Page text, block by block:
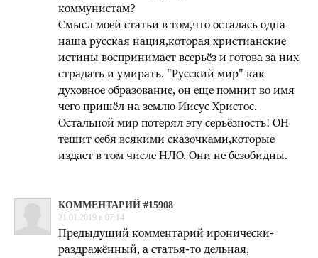
коммунистам?
Смысл моей статьи в том,что осталась одна
наша русская нация,которая христианские
истины воспринимает всерьёз и готова за них
страдать и умирать. "Русский мир" как
духовное образование, он еще помнит во имя
чего пришёл на землю Иисус Христос.
Остальной мир потерял эту серьёзность! ОН
тешит себя всякими сказочками,которые
издает в том числе НЛО. Они не безобидны.
КОММЕНТАРИЙ #15908
21.01.2019 в 07:14
Предыдущий комментарий иронически-
раздражённый, а статья-то дельная,